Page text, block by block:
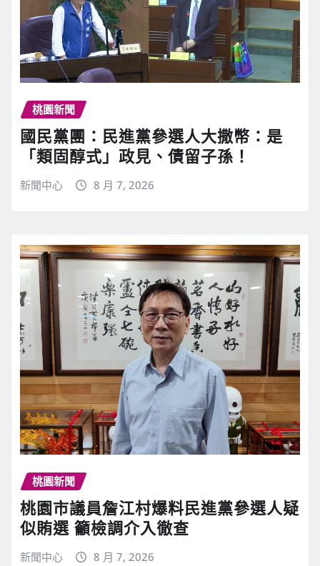
桃園新聞
國民黨團：民進黨參選人大撒幣：是
「類固醇式」政見、債留子孫！
新聞中心 8 月 7, 2026
桃園新聞
桃園市議員詹江村爆料民進黨參選人疑
似賄選 籲檢調介入徹查
新聞中心 8 月 7, 2026